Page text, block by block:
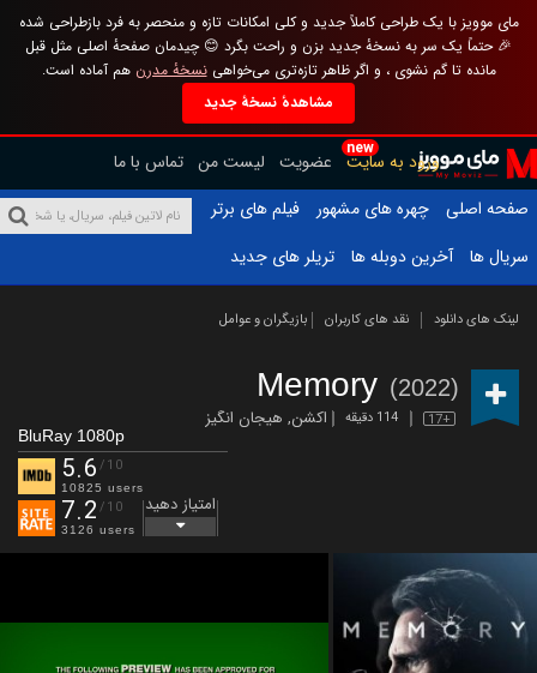
مای موویز با یک طراحی کاملاً جدید و کلی امکانات تازه و منحصر به فرد بازطراحی شده
🎉 حتماً یک سر به نسخهٔ جدید بزن و راحت بگرد 😊 چیدمان صفحهٔ اصلی مثل قبل
مانده تا گم نشوی ، و اگر ظاهر تازه‌تری می‌خواهینسخهٔ مدرن هم آماده است.
مشاهدهٔ نسخهٔ جدید
new
ورود به سایت عضویت لیست من تماس با ما
صفحه اصلی
چهره های مشهور
فیلم های برتر
سریال ها
آخرین دوبله ها تریلر های جدید
لینک های دانلود نقد های کاربران بازیگران و عوامل
Memory (2022)
17+ 114 دقیقه اکشن, هیجان انگیز
BluRay 1080p
5.6 /10
10825 users
7.2 /10
3126 users
امتیاز دهید